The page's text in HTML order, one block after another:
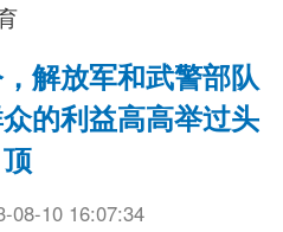
解放军和武警部队
的利益高高举过头
顶
08-10 16:07:34